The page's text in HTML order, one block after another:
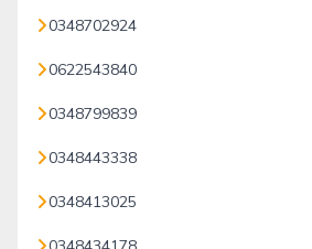
0348702924
0622543840
0348799839
0348443338
0348413025